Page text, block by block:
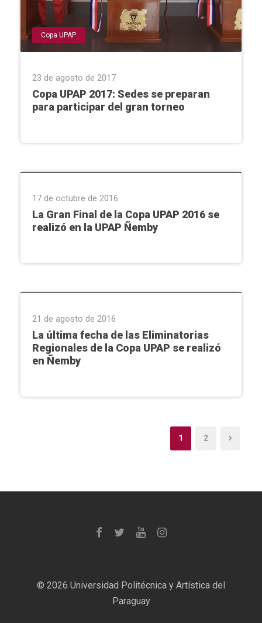
Copa UPAP
23 de agosto de 2017
Copa UPAP 2017: Sedes se preparan
para participar del gran torneo
17 de octubre de 2016
La Gran Final de la Copa UPAP 2016 se
realizó en la UPAP Ñemby
21 de agosto de 2016
La última fecha de las Eliminatorias
Regionales de la Copa UPAP se realizó
en Ñemby
1 2
© 2026 Universidad Politécnica y Artística del
Paraguay